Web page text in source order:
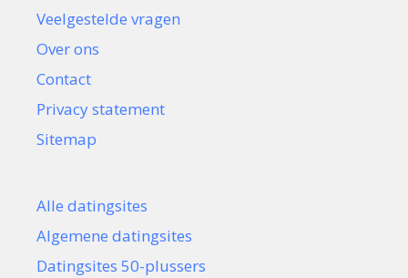
Veelgestelde vragen
Over ons
Contact
Privacy statement
Sitemap
Alle datingsites
Algemene datingsites
Datingsites 50-plussers